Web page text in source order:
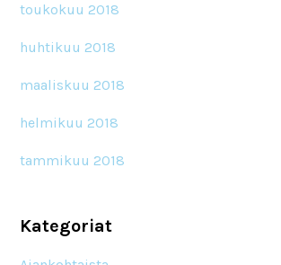
toukokuu 2018
huhtikuu 2018
maaliskuu 2018
helmikuu 2018
tammikuu 2018
Kategoriat